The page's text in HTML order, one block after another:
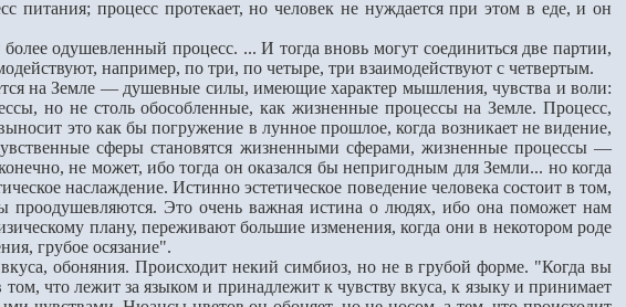
питания; процесс протекает, но человек не нуждается при этом в еде, и он
одушевленный процесс. ... И тогда вновь могут соединиться две партии,
например, по три, по четыре, три взаимодействуют с четвертым.
на Земле — душевные силы, имеющие характер мышления, чувства и воли:
но не столь обособленные, как жизненные процессы на Земле. Процесс,
это как бы погружение в лунное прошлое, когда возникает не видение,
сферы становятся жизненными сферами, жизненные процессы —
не может, ибо тогда он оказался бы непригодным для Зем­ли... но когда
на­слаждение. Истинно эстетическое поведение человека состоит в том,
проодушевляются. Это очень важная истина о людях, ибо она поможет нам
плану, переживают большие изменения, когда они в некотором роде
грубое осязание".
обоняния. Происходит не­кий симбиоз, но не в грубой форме. "Когда вы
что лежит за языком и принадлежит к чувству вкуса, к языку и принимает